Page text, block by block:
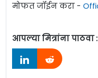
मोफत जॉईन करा -
आपल्या मित्रांना पाठवा :